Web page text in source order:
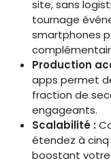
site, sans
tournage
smartphones
Production
apps permet
fraction de
engageants.
Scalabilité :
étendez à
boostant votre